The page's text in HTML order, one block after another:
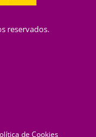
reservados.
de Cookies